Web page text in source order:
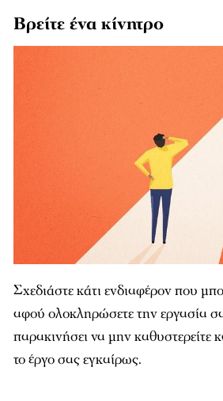
Βρείτε ένα κίνητρο
Σχεδιάστε κάτι ενδιαφέρον που
αφού ολοκληρώσετε την εργασία
παρακινήσει να μην καθυστερείτε
το έργο σας εγκαίρως.